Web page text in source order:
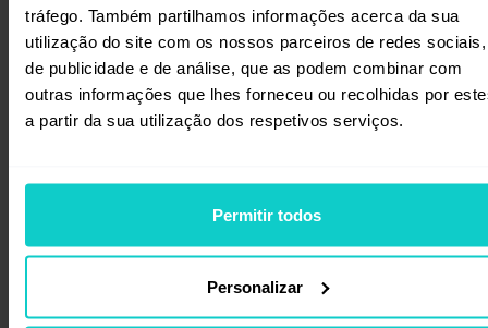
tráfego. Também partilhamos informações acerca da sua
utilização do site com os nossos parceiros de redes sociais,
de publicidade e de análise, que as podem combinar com
outras informações que lhes forneceu ou recolhidas por
a partir da sua utilização dos respetivos serviços.
Permitir todos
Personalizar
Para especialistas SEO e editores, o
planeamento de conteúdos baseado
em dados é essencial. Fontes úteis incluem
Google Trends, dados do Search Console,
informações das redes sociais,
de dados. Vale a pena monitorizar quais
temas estão a ganhar força e quais estão a
perder relevância.
Além de alinhar conteúdos com os